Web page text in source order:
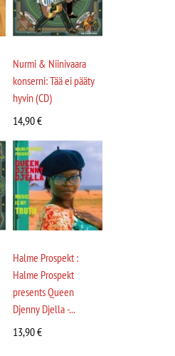
Nurmi & Niinivaara
konserni: Tää ei pääty
hyvin (CD)
14,90€
Halme Prospekt :
Halme Prospekt
presents Queen
Djenny Djella -...
13,90€